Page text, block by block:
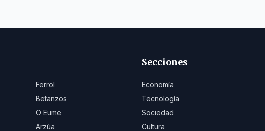
Ferrol
Betanzos
O Eume
Arzúa
Secciones
Economía
Tecnología
Sociedad
Cultura